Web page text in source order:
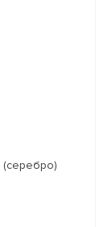
(серебро)